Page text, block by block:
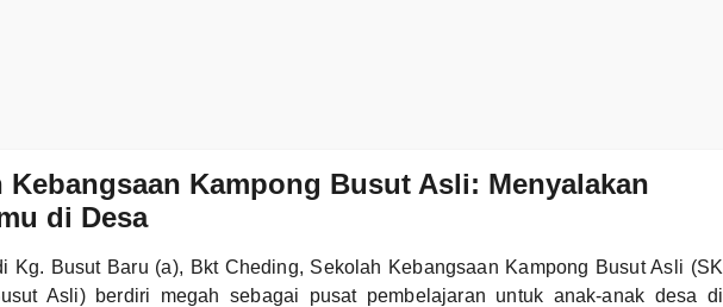
Kebangsaan Kampong Busut Asli: Menyalakan
di Desa
Kg. Busut Baru (a), Bkt Cheding, Sekolah Kebangsaan Kampong Busut Asli (SK
Asli) berdiri megah sebagai pusat pembelajaran untuk anak-anak desa di